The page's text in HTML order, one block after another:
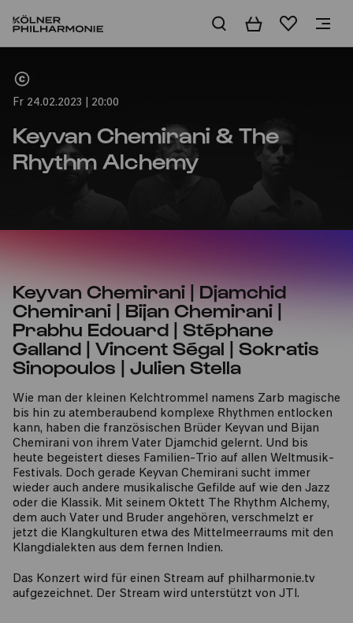
WarenkorbMerkliste
Fr 24.02.2023 | 20:00
Keyvan Chemirani & The
Rhythm Alchemy
Keyvan Chemirani | Djamchid
Chemirani | Bijan Chemirani |
Prabhu Edouard | Stéphane
Galland | Vincent Ségal | Sokratis
Sinopoulos | Julien Stella
Wie man der kleinen Kelchtrommel namens Zarb magische
bis hin zu atemberaubend komplexe Rhythmen entlocken
kann, haben die französischen Brüder Keyvan und Bijan
Chemirani von ihrem Vater Djamchid gelernt. Und bis
heute begeistert dieses Familien-Trio auf allen Weltmusik-
Festivals. Doch gerade Keyvan Chemirani sucht immer
wieder auch andere musikalische Gefilde auf wie den Jazz
oder die Klassik. Mit seinem Oktett The Rhythm Alchemy,
dem auch Vater und Bruder angehören, verschmelzt er
jetzt die Klangkulturen etwa des Mittelmeerraums mit den
Klangdialekten aus dem fernen Indien.
Das Konzert wird für einen Stream auf philharmonie.tv
aufgezeichnet. Der Stream wird unterstützt von JTI.